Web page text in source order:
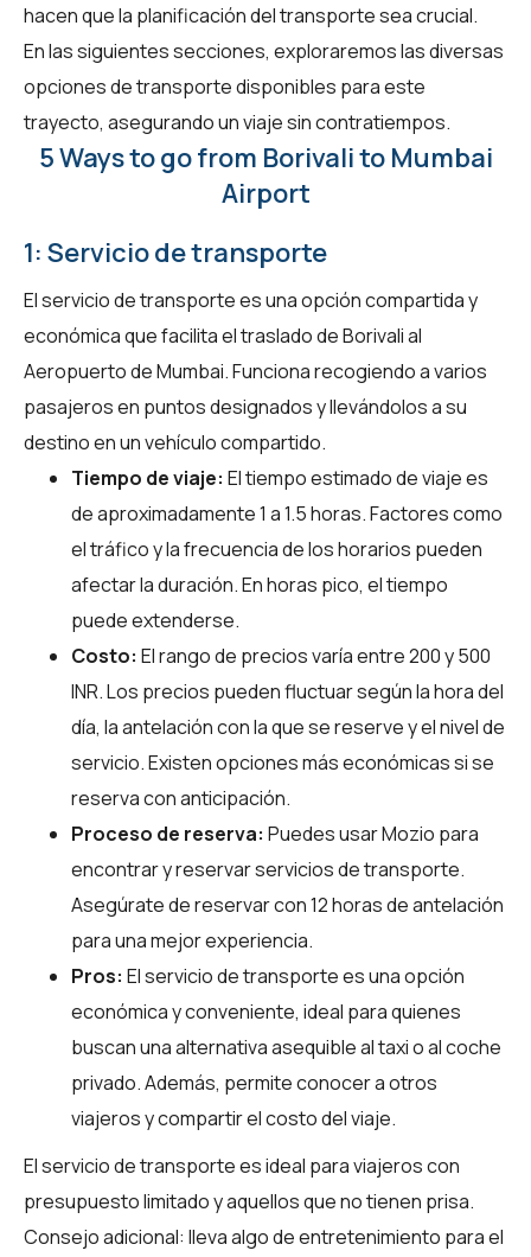
hacen que la planificación del transporte sea crucial.
En las siguientes secciones, exploraremos las diversas
opciones de transporte disponibles para este
trayecto, asegurando un viaje sin contratiempos.
5 Ways to go from Borivali to Mumbai
Airport
1: Servicio de transporte
El servicio de transporte es una opción compartida y
económica que facilita el traslado de Borivali al
Aeropuerto de Mumbai. Funciona recogiendo a varios
pasajeros en puntos designados y llevándolos a su
destino en un vehículo compartido.
Tiempo de viaje: El tiempo estimado de viaje es
de aproximadamente 1 a 1.5 horas. Factores como
el tráfico y la frecuencia de los horarios pueden
afectar la duración. En horas pico, el tiempo
puede extenderse.
Costo: El rango de precios varía entre 200 y 500
INR. Los precios pueden fluctuar según la hora del
día, la antelación con la que se reserve y el nivel de
servicio. Existen opciones más económicas si se
reserva con anticipación.
Proceso de reserva: Puedes usarMozio para
encontrar y reservar servicios de transporte.
Asegúrate de reservar con 12 horas de antelación
para una mejor experiencia.
Pros: El servicio de transporte es una opción
económica y conveniente, ideal para quienes
buscan una alternativa asequible al taxi o al coche
privado. Además, permite conocer a otros
viajeros y compartir el costo del viaje.
El servicio de transporte es ideal para viajeros con
presupuesto limitado y aquellos que no tienen prisa.
Consejo adicional: lleva algo de entretenimiento para el